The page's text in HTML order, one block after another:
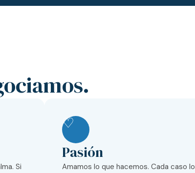
Si
♡
Pasión
Amamos lo que hacemos. Cada caso lo